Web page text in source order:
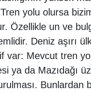
yolu olursa
Özellikle un ve
Deniz aşırı
var: Mevcut tren
ya da Mazıdağı
Bunlardan